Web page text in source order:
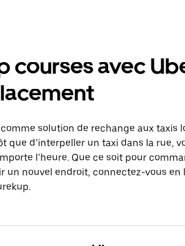
courses avec
solution de rechange aux taxis
que d’interpeller un taxi dans la rue,
l’heure. Que ce soit pour
un nouvel endroit, connectez-vous en